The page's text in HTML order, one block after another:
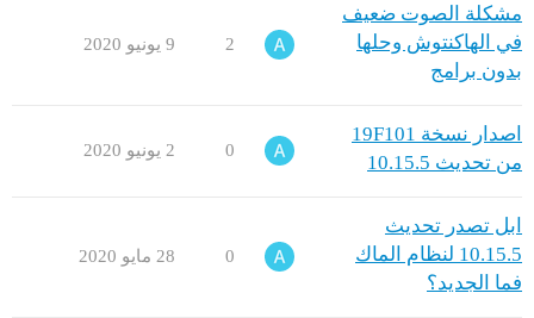
مشكلة الصوت ضعيف
في الهاكنتوش وحلها
بدون برامج
2 9 يونيو 2020
اصدار نسخة 19F101
من تحديث 10.15.5
0 2 يونيو 2020
ابل تصدر تحديث
10.15.5 لنظام الماك
فما الجديد؟
0 28 مايو 2020